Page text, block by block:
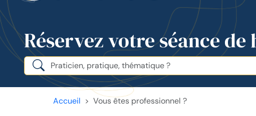
Réservez votre séance de
Accueil Vous êtes professionnel ?